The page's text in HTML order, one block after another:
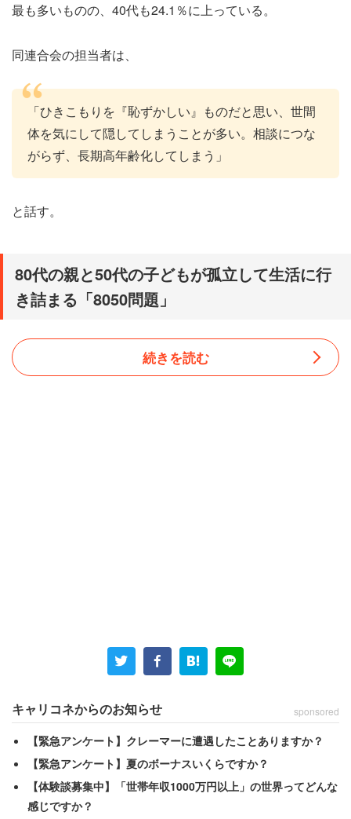
最も多いものの、40代も24.1％に上っている。
同連合会の担当者は、
「ひきこもりを『恥ずかしい』ものだと思い、世間
体を気にして隠してしまうことが多い。相談につな
がらず、長期高年齢化してしまう」
と話す。
80代の親と50代の子どもが孤立して生活に行
き詰まる「8050問題」
続きを読む
キャリコネからのお知らせ sponsored
【緊急アンケート】クレーマーに遭遇したことありますか？
【緊急アンケート】夏のボーナスいくらですか？
【体験談募集中】「世帯年収1000万円以上」の世界ってどんな
感じですか？